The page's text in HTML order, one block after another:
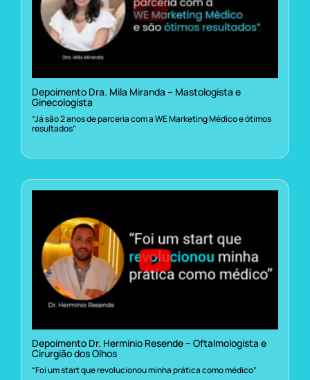
Depoimento Dra. Mila Miranda – Mastologista e
Ginecologista
“Já são 2 anos de parceria com a WE Marketing Médico e ótimos
resultados”
Depoimento Dr. Herminio Resende – Oftalmologista e
Cirurgião dos Olhos
“Foi um start que revolucionou minha prática como médico”